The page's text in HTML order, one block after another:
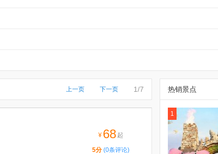
上一页 下一页 1/7
¥ 68 起
5分(0条评论)
热销景点
1